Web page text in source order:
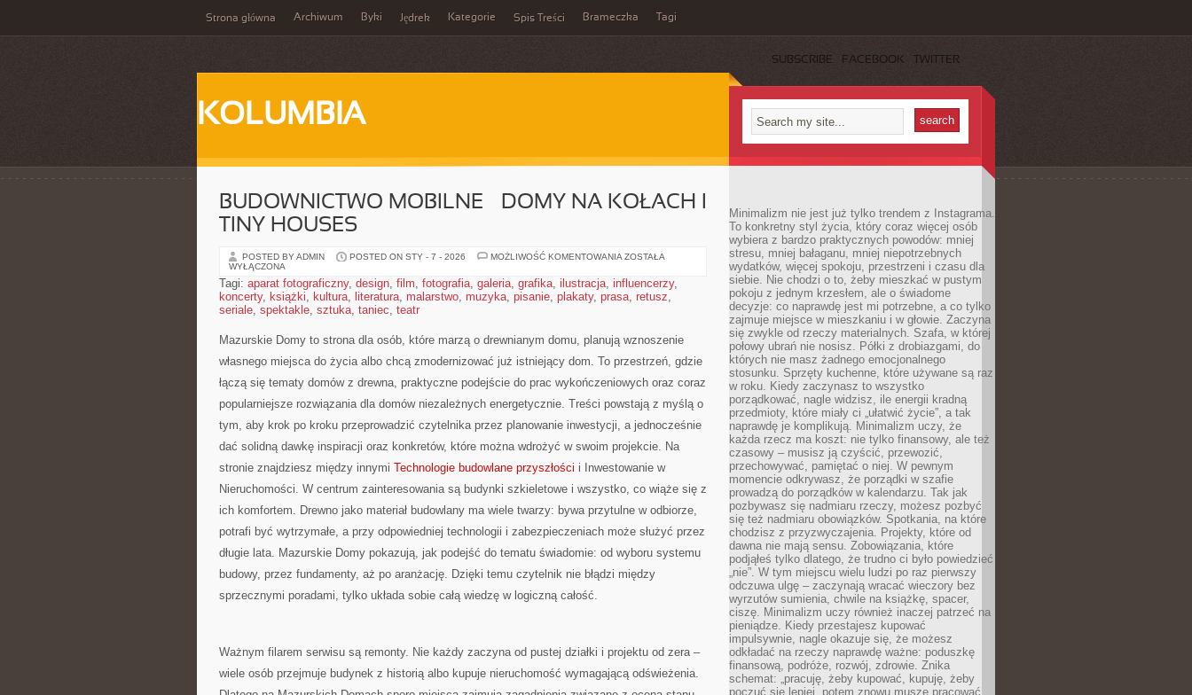
Strona główna Archiwum Byki Jędrek Kategorie Spis Treści Brameczka Tagi
SUBSCRIBE FACEBOOK TWITTER
KOLUMBIA
BUDOWNICTWO MOBILNE – DOMY NA KOŁACH I
TINY HOUSES
POSTED BY ADMIN POSTED ON STY - 7 - 2026 MOŻLIWOŚĆ KOMENTOWANIA BUDOWNICTWO
DOMY
NA
KOŁACH
ZOSTAŁA
WYŁĄCZONA
Tagi: aparat fotograficzny, design, film, fotografia, galeria, grafika, ilustracja, influencerzy,
koncerty, książki, kultura, literatura, malarstwo, muzyka, pisanie, plakaty, prasa, retusz,
seriale, spektakle, sztuka, taniec, teatr
Mazurskie Domy to strona dla osób, które marzą o drewnianym domu, planują wznoszenie
własnego miejsca do życia albo chcą zmodernizować już istniejący dom. To przestrzeń, gdzie
łączą się tematy domów z drewna, praktyczne podejście do prac wykończeniowych oraz coraz
popularniejsze rozwiązania dla domów niezależnych energetycznie. Treści powstają z myślą o
tym, aby krok po kroku przeprowadzić czytelnika przez planowanie inwestycji, a jednocześnie
dać solidną dawkę inspiracji oraz konkretów, które można wdrożyć w swoim projekcie. Na
stronie znajdziesz między innymi Technologie budowlane przyszłości i Inwestowanie w
Nieruchomości. W centrum zainteresowania są budynki szkieletowe i wszystko, co wiąże się z
ich komfortem. Drewno jako materiał budowlany ma wiele twarzy: bywa przytulne w odbiorze,
potrafi być wytrzymałe, a przy odpowiedniej technologii i zabezpieczeniach może służyć przez
długie lata. Mazurskie Domy pokazują, jak podejść do tematu świadomie: od wyboru systemu
budowy, przez fundamenty, aż po aranżację. Dzięki temu czytelnik nie błądzi między
sprzecznymi poradami, tylko układa sobie całą wiedzę w logiczną całość.
Ważnym filarem serwisu są remonty. Nie każdy zaczyna od pustej działki i projektu od zera –
wiele osób przejmuje budynek z historią albo kupuje nieruchomość wymagającą odświeżenia.
Minimalizm nie jest już tylko trendem z Instagrama.
To konkretny styl życia, który coraz więcej osób
wybiera z bardzo praktycznych powodów: mniej
stresu, mniej bałaganu, mniej niepotrzebnych
wydatków, więcej spokoju, przestrzeni i czasu dla
siebie. Nie chodzi o to, żeby mieszkać w pustym
pokoju z jednym krzesłem, ale o świadome
decyzje: co naprawdę jest mi potrzebne, a co tylko
zajmuje miejsce w mieszkaniu i w głowie. Zaczyna
się zwykle od rzeczy materialnych. Szafa, w której
połowy ubrań nie nosisz. Półki z drobiazgami, do
których nie masz żadnego emocjonalnego
stosunku. Sprzęty kuchenne, które używane są raz
w roku. Kiedy zaczynasz to wszystko
porządkować, nagle widzisz, ile energii kradną
przedmioty, które miały ci „ułatwić życie”, a tak
naprawdę je komplikują. Minimalizm uczy, że
każda rzecz ma koszt: nie tylko finansowy, ale też
czasowy – musisz ją czyścić, przewozić,
przechowywać, pamiętać o niej. W pewnym
momencie odkrywasz, że porządki w szafie
prowadzą do porządków w kalendarzu. Tak jak
pozbywasz się nadmiaru rzeczy, możesz pozbyć
się też nadmiaru obowiązków. Spotkania, na które
chodzisz z przyzwyczajenia. Projekty, które od
dawna nie mają sensu. Zobowiązania, które
podjąłeś tylko dlatego, że trudno ci było powiedzieć
„nie”. W tym miejscu wielu ludzi po raz pierwszy
odczuwa ulgę – zaczynają wracać wieczory bez
wyrzutów sumienia, chwile na książkę, spacer,
ciszę. Minimalizm uczy również inaczej patrzeć na
pieniądze. Kiedy przestajesz kupować
impulsywnie, nagle okazuje się, że możesz
odkładać na rzeczy naprawdę ważne: poduszkę
finansową, podróże, rozwój, zdrowie. Znika
schemat: „pracuję, żeby kupować, kupuję, żeby
poczuć się lepiej, potem znowu muszę pracować